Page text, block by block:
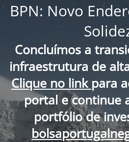
BPN: Novo
Concluímos a
infraestrutura de
Clique no link para
portal e continue
portfólio de